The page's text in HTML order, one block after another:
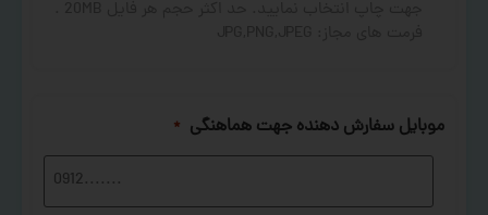
موبایل سفارش دهنده جهت هماهنگی *